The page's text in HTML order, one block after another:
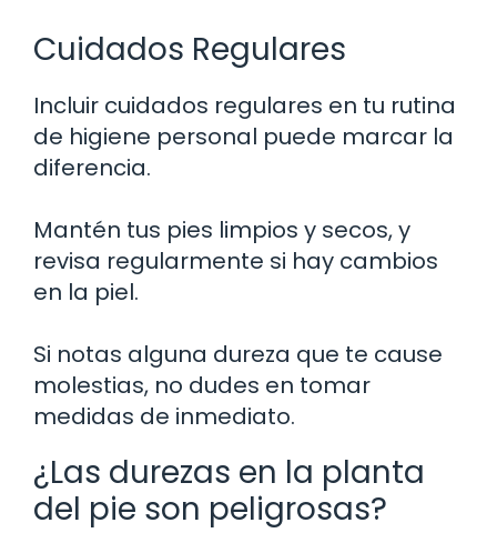
Cuidados Regulares
Incluir cuidados regulares en tu rutina
de higiene personal puede marcar la
diferencia.
Mantén tus pies limpios y secos, y
revisa regularmente si hay cambios
en la piel.
Si notas alguna dureza que te cause
molestias, no dudes en tomar
medidas de inmediato.
¿Las durezas en la planta
del pie son peligrosas?